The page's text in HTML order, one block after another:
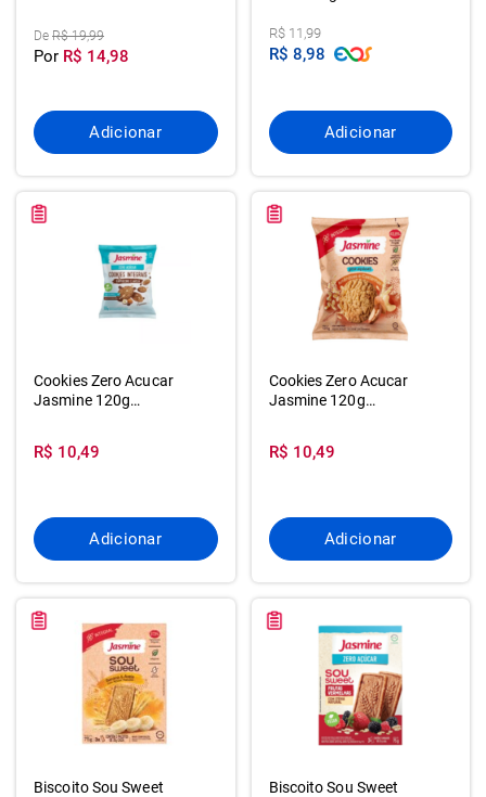
De R$ 19,99
Por R$ 14,98
Adicionar
R$ 11,99
R$ 8,98
Adicionar
Cookies Zero Acucar
Jasmine 120g
R$ 10,49
Adicionar
Cookies Zero Acucar
Jasmine 120g
R$ 10,49
Adicionar
Biscoito Sou Sweet
Biscoito Sou Sweet